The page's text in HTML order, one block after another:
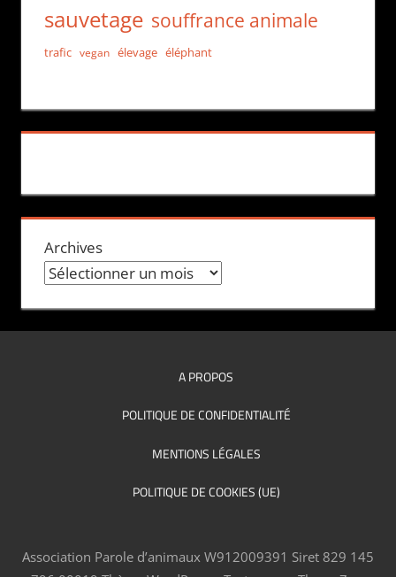
sauvetage souffrance animale
trafic vegan élevage éléphant
Archives
A PROPOS
POLITIQUE DE CONFIDENTIALITÉ
MENTIONS LÉGALES
POLITIQUE DE COOKIES (UE)
Association Parole d’animaux W912009391 Siret 829 145